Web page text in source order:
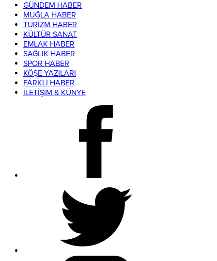
GÜNDEM HABER
MUĞLA HABER
TURİZM HABER
KÜLTÜR SANAT
EMLAK HABER
SAĞLIK HABER
SPOR HABER
KÖŞE YAZILARI
FARKLI HABER
İLETİŞİM & KÜNYE